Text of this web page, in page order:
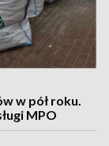
w pół roku.
MPO